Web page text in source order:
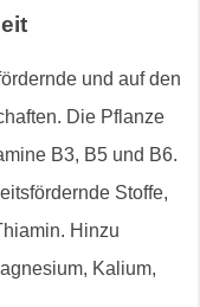
und auf den
Die Pflanze
B3, B5 und B6.
Stoffe,
Hinzu
Kalium,